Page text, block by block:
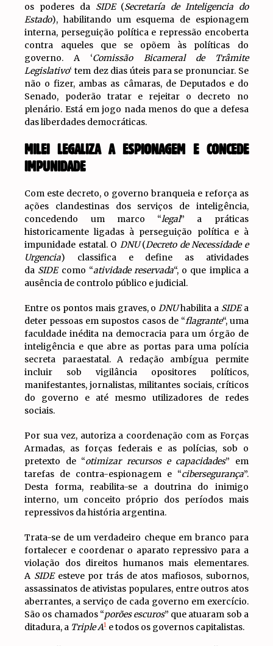
os poderes da SIDE(Secretaría de Inteligencia do
Estado), habilitando um esquema de espionagem
interna, perseguição política e repressão encoberta
contra aqueles que se opõem às políticas do
governo. A ‘Comissão Bicameral de Trâmite
Legislativo‘ tem dez dias úteis para se pronunciar. Se
não o fizer, ambas as câmaras, de Deputados e do
Senado, poderão tratar e rejeitar o decreto no
plenário. Está em jogo nada menos do que a defesa
das liberdades democráticas.
MILEI LEGALIZA A ESPIONAGEM E CONCEDE
IMPUNIDADE
Com este decreto, o governo branqueia e reforça as
ações clandestinas dos serviços de inteligência,
concedendo um marco “legal” a práticas
historicamente ligadas à perseguição política e à
impunidade estatal. O DNU(Decreto de Necessidade e
Urgencia) classifica e define as atividades
da SIDEcomo “atividade reservada“, o que implica a
ausência de controlo público e judicial.
Entre os pontos mais graves, oDNUhabilita a SIDEa
deter pessoas em supostos casos de “flagrante“, uma
faculdade inédita na democracia para um órgão de
inteligência e que abre as portas para uma polícia
secreta paraestatal. A redação ambígua permite
incluir sob vigilância opositores políticos,
manifestantes, jornalistas, militantes sociais, críticos
do governo e até mesmo utilizadores de redes
sociais.
Por sua vez, autoriza a coordenação com as Forças
Armadas, as forças federais e as polícias, sob o
pretexto de “otimizar recursos e capacidades” em
tarefas de contra-espionagem e “cibersegurança”.
Desta forma, reabilita-se a doutrina do inimigo
interno, um conceito próprio dos períodos mais
repressivos da história argentina.
Trata-se de um verdadeiro cheque em branco para
fortalecer e coordenar o aparato repressivo para a
violação dos direitos humanos mais elementares.
A SIDE esteve por trás de atos mafiosos, subornos,
assassinatos de ativistas populares, entre outros atos
aberrantes, a serviço de cada governo em exercício.
São os chamados “porões escuros” que atuaram sob a
ditadura, a Triple A1 e todos os governos capitalistas.